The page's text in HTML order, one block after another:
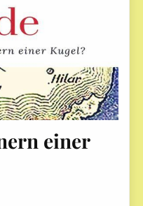
einer